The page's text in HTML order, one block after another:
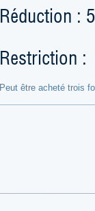
Réduction :
Restriction :
Peut être acheté trois